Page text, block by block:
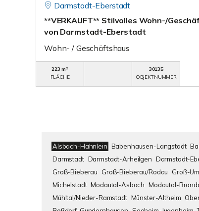
Darmstadt-Eberstadt
**VERKAUFT** Stilvolles Wohn-/
von Darmstadt-Eberstadt
Wohn- / Geschäftshaus
223 m²
FLÄCHE
30135
OBJEKTNUMMER
Alsbach-Hähnlein Babenhausen-Langstadt
Darmstadt Darmstadt-Arheilgen Darmstadt-
Groß-Bieberau
Groß-Bieberau/Rodau Groß-
Michelstadt Modautal-Asbach Modautal-
Mühltal/Nieder-Ramstadt Münster-Altheim